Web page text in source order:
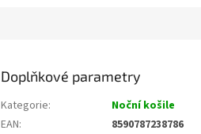
Doplňkové parametry
Kategorie:
Noční košile
EAN:
8590787238786